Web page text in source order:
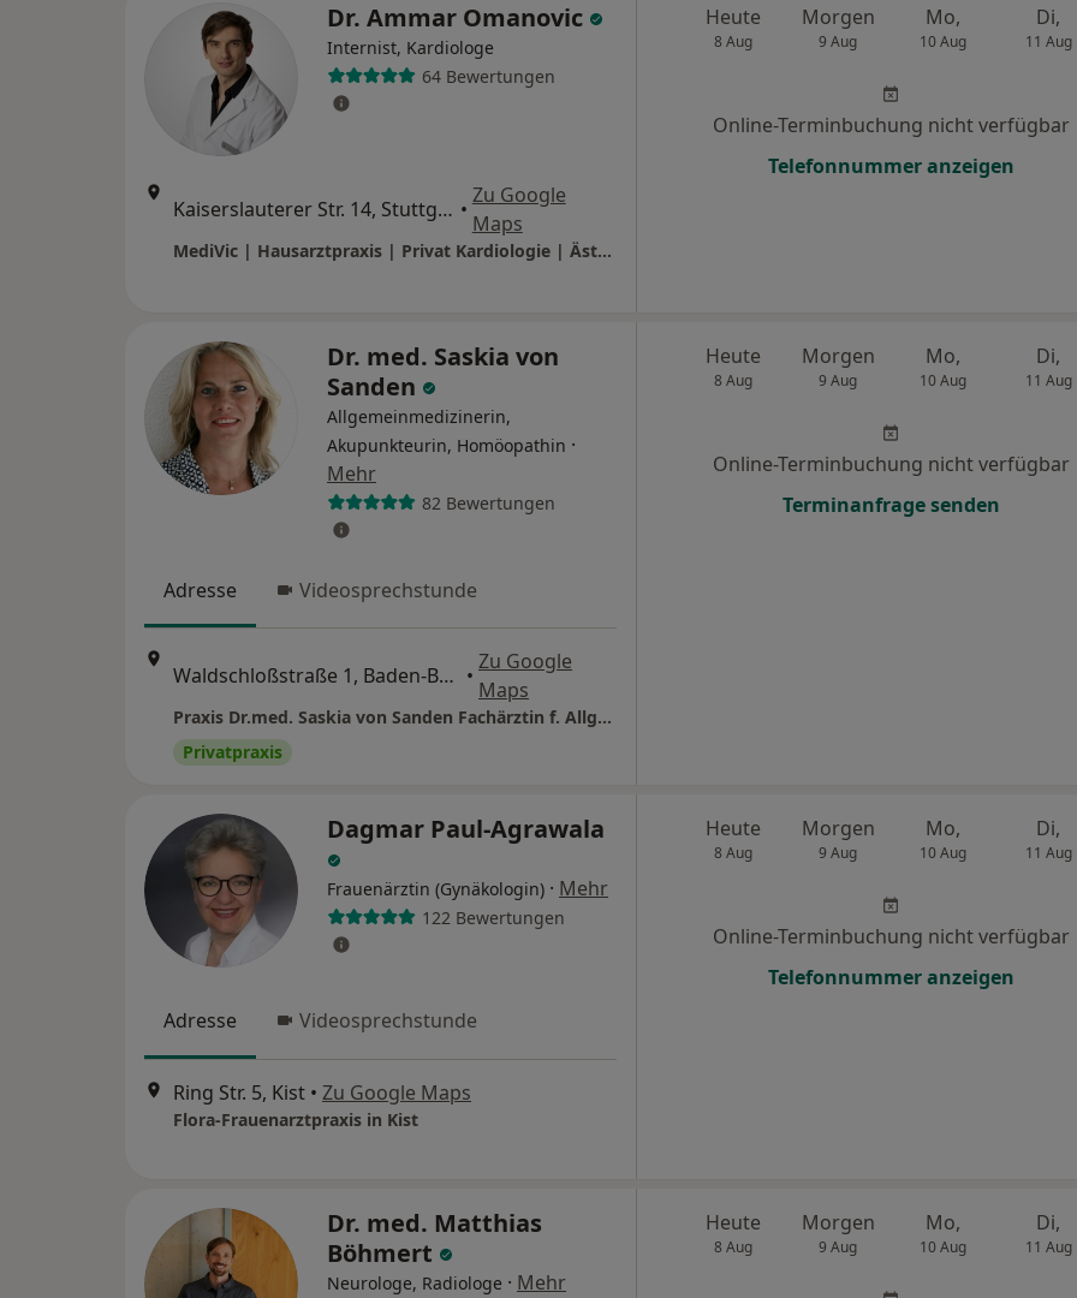
Dr. Ammar Omanovic
Internist, Kardiologe
64 Bewertungen
Kaiserslauterer Str. 14, Stuttgart •
Zu Google
Maps
MediVic | Hausarztpraxis | Privat Kardiologie | Ästhetische Medizin
Heute
8 Aug
Morgen
9 Aug
Mo,
10 Aug
Di,
11 Aug
Online-Terminbuchung nicht verfügbar
Telefonnummer anzeigen
Dr. med. Saskia von
Sanden
Allgemeinmedizinerin,
Akupunkteurin, Homöopathin ·
Mehr
82 Bewertungen
Adresse Videosprechstunde
Waldschloßstraße 1, Baden-Baden •
Zu Google
Maps
Praxis Dr.med. Saskia von Sanden Fachärztin f. Allgemeinmedizin
Privatpraxis
Heute
8 Aug
Morgen
9 Aug
Mo,
10 Aug
Di,
11 Aug
Online-Terminbuchung nicht verfügbar
Terminanfrage senden
Dagmar Paul-Agrawala
Frauenärztin (Gynäkologin) · Mehr
122 Bewertungen
Adresse Videosprechstunde
Ring Str. 5, Kist • Zu Google Maps
Flora-Frauenarztpraxis in Kist
Heute
8 Aug
Morgen
9 Aug
Mo,
10 Aug
Di,
11 Aug
Online-Terminbuchung nicht verfügbar
Telefonnummer anzeigen
Dr. med. Matthias
Böhmert
Neurologe, Radiologe · Mehr
Heute
8 Aug
Morgen
9 Aug
Mo,
10 Aug
Di,
11 Aug